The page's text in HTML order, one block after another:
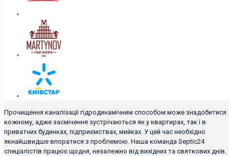
Прочищення каналізації гідродинамічним способом може знадобитися
кожному, адже засмічення зустрічаються як у квартирах, так і в
приватних будинках, підприємствах, мийках. У цей час необхідно
якнайшвидше впоратися з проблемою. Наша команда Septic24
спеціалістів працює щодня, незалежно від вихідних та святкових днів.